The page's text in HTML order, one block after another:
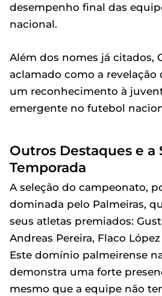
desempenho final das
nacional.
Além dos nomes já citados,
aclamado como a revelação
um reconhecimento à
emergente no futebol
Outros Destaques e a
Temporada
A seleção do campeonato,
dominada pelo Palmeiras,
seus atletas premiados:
Andreas Pereira, Flaco
Este domínio palmeirense
demonstra uma forte
mesmo que a equipe não